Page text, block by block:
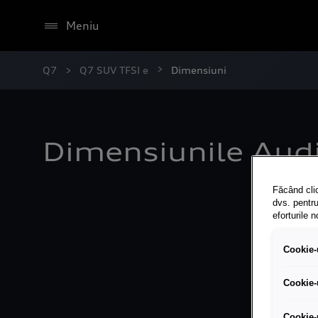
Meniu
Q7 Q7 SUV TFSI e Dimensiuni
Dimensiunile
Făcând
dvs.
eforturile